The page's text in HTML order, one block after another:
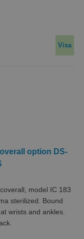
Visa
option DS-
model IC 183
sterilized. Bound
wrists and ankles.